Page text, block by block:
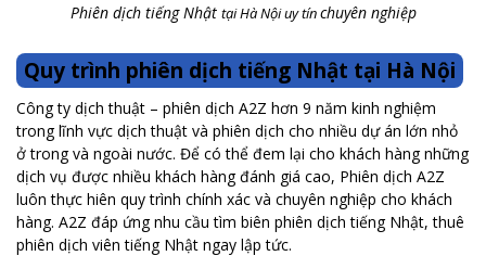
Phiên dịch tiếng Nhật tại Hà Nội uy tínchuyên nghiệp
Quy trình phiên dịch tiếng Nhật tại Hà Nội
Công ty dịch thuật – phiên dịch A2Z hơn 9 năm kinh nghiệm
trong lĩnh vực dịch thuật và phiên dịch cho nhiều dự án lớn nhỏ
ở trong và ngoài nước. Để có thể đem lại cho khách hàng những
dịch vụ được nhiều khách hàng đánh giá cao, Phiên dịch A2Z
luôn thực hiên quy trình chính xác và chuyên nghiệp cho khách
hàng. A2Z đáp ứng nhu cầu tìm biên phiên dịch tiếng Nhật, thuê
phiên dịch viên tiếng Nhật ngay lập tức.